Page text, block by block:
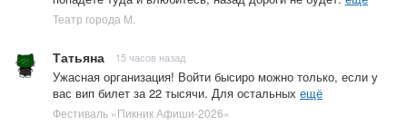
Театр города М.
Татьяна 15 часов назад
Ужасная организация! Войти бысиро можно только, если у
вас вип билет за 22 тысячи. Для остальных ещё
Фестиваль «Пикник Афиши-2026»